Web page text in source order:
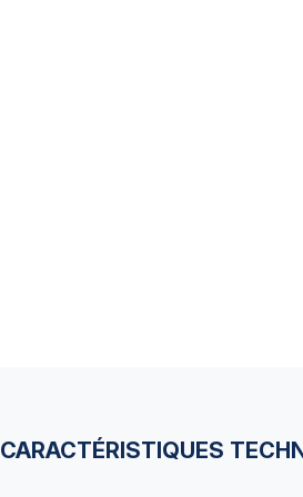
CARACTÉRISTIQUES